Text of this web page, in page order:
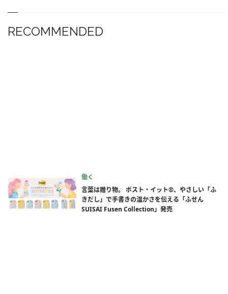
RECOMMENDED
働く
言葉は贈り物。 ポスト・イット®、やさしい「ふ
きだし」で手書きの温かさを伝える「ふせん
SUISAI Fusen Collection」発売